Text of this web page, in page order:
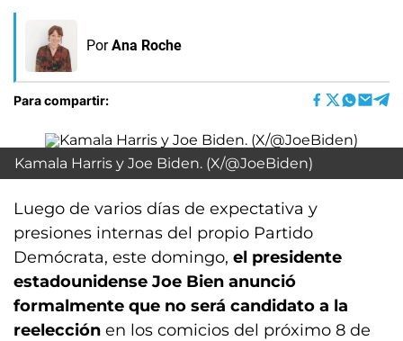
Por Ana Roche
Para compartir:
Kamala Harris y Joe Biden. (X/@JoeBiden)
Luego de varios días de expectativa y
presiones internas del propio Partido
Demócrata, este domingo, el presidente
estadounidense Joe Bien anunció
formalmente que no será candidato a la
reelección en los comicios del próximo 8 de